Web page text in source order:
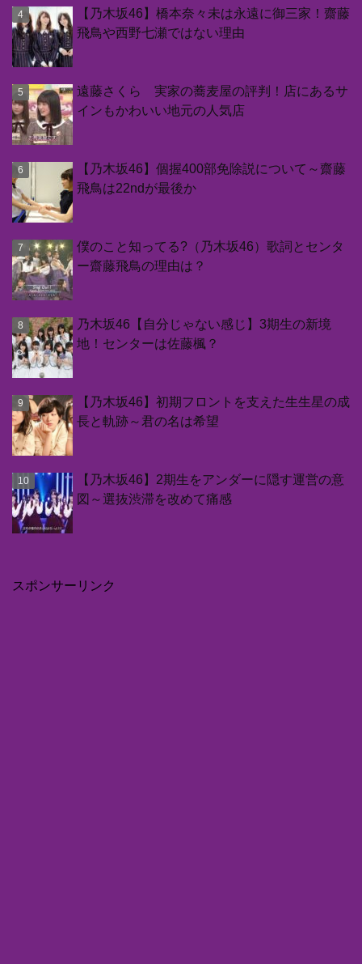
【乃木坂46】橋本奈々未は永遠に御三家！齋藤
飛鳥や西野七瀬ではない理由
遠藤さくら 実家の蕎麦屋の評判！店にあるサ
インもかわいい地元の人気店
【乃木坂46】個握400部免除説について～齋藤
飛鳥は22ndが最後か
僕のこと知ってる?（乃木坂46）歌詞とセンタ
ー齋藤飛鳥の理由は？
乃木坂46【自分じゃない感じ】3期生の新境
地！センターは佐藤楓？
【乃木坂46】初期フロントを支えた生生星の成
長と軌跡～君の名は希望
【乃木坂46】2期生をアンダーに隠す運営の意
図～選抜渋滞を改めて痛感
スポンサーリンク